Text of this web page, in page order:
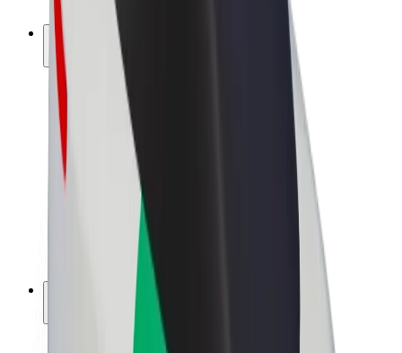
Bolt Plus
Vydělávejte s Boltem
Výdělky řidiče
Výdělky kurýra
Partneři Bolt Food